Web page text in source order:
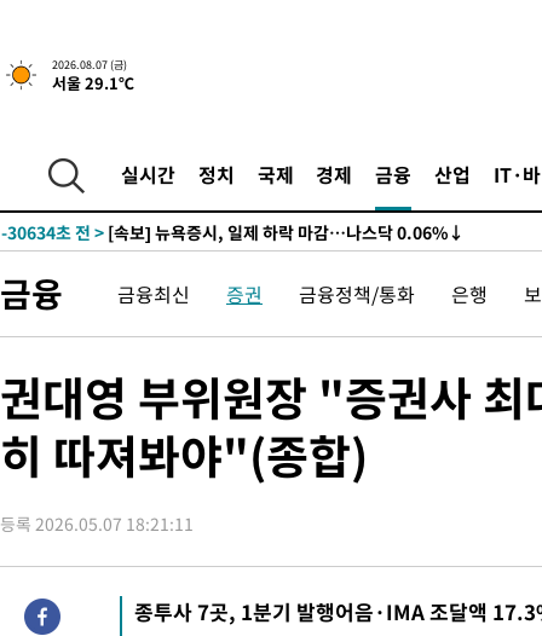
2026.08.07 (금)
서울 29.1℃
실시간 정치 국제 경제 금융 산업 IT·
-30634초 전 > [속보] 뉴욕증시, 일제 하락 마감…나스닥 0.06%↓
금융 금융최신 증권 금융정책/통화 은행
권대영 부위원장 "증권사
히 따져봐야"(종합)
등록 2026.05.07 18:21:11
종투사 7곳, 1분기 발행어음·IMA 조달액